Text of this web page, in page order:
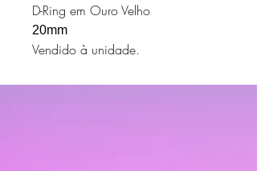
D-Ring em Ouro Velho
20mm
Vendido à unidade.